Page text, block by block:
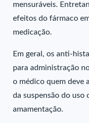
mensuráveis.
efeitos do fármaco
medicação.
Em geral, os anti-
para administração
o médico quem deve
da suspensão do uso
amamentação.